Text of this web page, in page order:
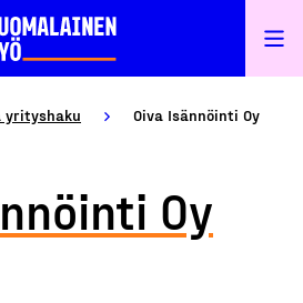
yrityshaku Oiva Isännöinti Oy
Oy